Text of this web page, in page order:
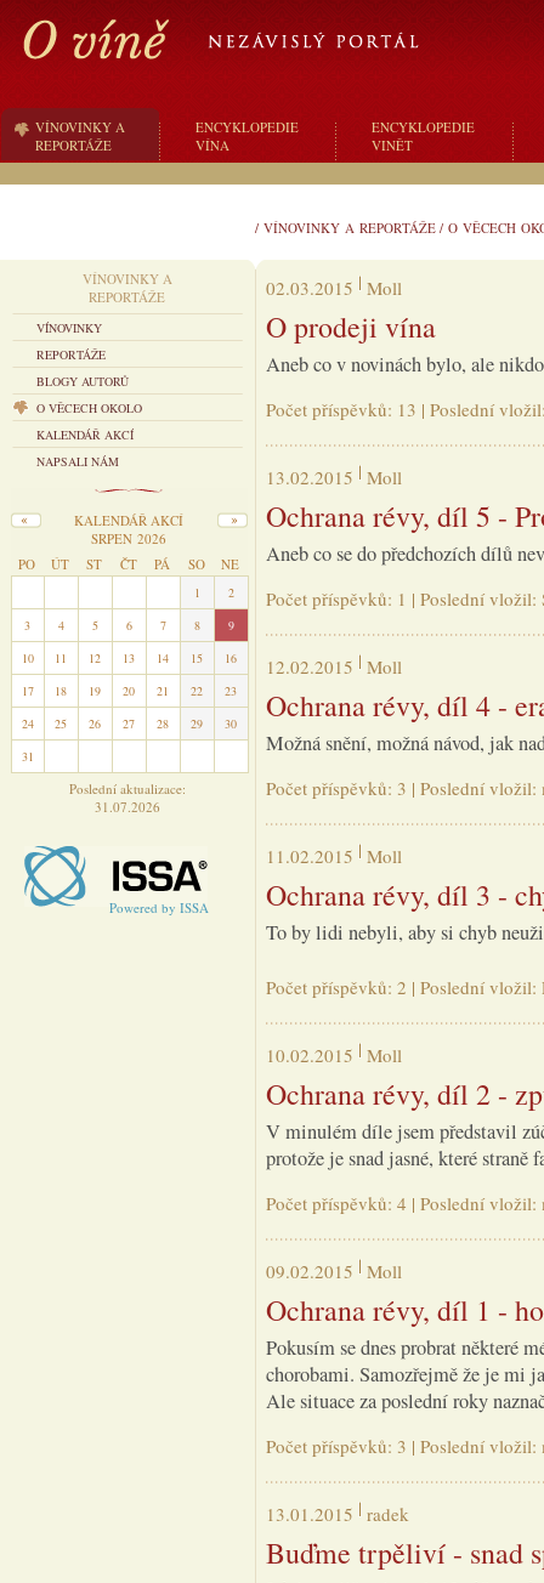
VÍNOVINKY A
REPORTÁŽE
ENCYKLOPEDIE
VÍNA
ENCYKLOPEDIE
VINĚT
/ VÍNOVINKY A REPORTÁŽE / O VĚCECH
VÍNOVINKY A
REPORTÁŽE
VÍNOVINKY
REPORTÁŽE
BLOGY AUTORŮ
O VĚCECH OKOLO
KALENDÁŘ AKCÍ
NAPSALI NÁM
KALENDÁŘ AKCÍ
SRPEN 2026
PO
ÚT ST ČT PÁ SO NE
1
2
3
4 5 6 7 8
9
10
11 12 13 14 15
16
17
18 19 20 21 22
23
24
25 26 27 28 29
30
31
Poslední aktualizace:
31.07.2026
Powered by ISSA
02.03.2015 Moll
O prodeji vína
Aneb co v novinách bylo, ale
Počet příspěvků: 13 | Poslední
13.02.2015 Moll
Ochrana révy, díl 5 -
Aneb co se do předchozích dílů
Počet příspěvků: 1 | Poslední
12.02.2015 Moll
Ochrana révy, díl 4 -
Možná snění, možná návod, jak
Počet příspěvků: 3 | Poslední
11.02.2015 Moll
Ochrana révy, díl 3 -
To by lidi nebyli, aby si chyb
Počet příspěvků: 2 | Poslední
10.02.2015 Moll
Ochrana révy, díl 2 -
V minulém díle jsem představil
protože je snad jasné, které
Počet příspěvků: 4 | Poslední
09.02.2015 Moll
Ochrana révy, díl 1 -
Pokusím se dnes probrat některé
chorobami. Samozřejmě že je mi
Ale situace za poslední roky
Počet příspěvků: 3 | Poslední
13.01.2015 radek
Buďme trpěliví - snad